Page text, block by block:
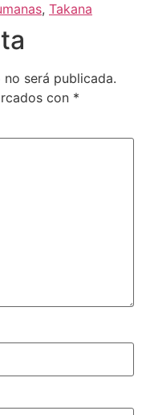
, Takana
será publicada.
con *